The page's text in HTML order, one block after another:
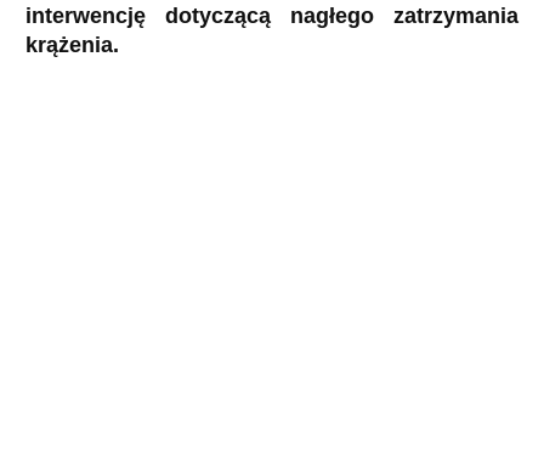
interwencję dotyczącą nagłego zatrzymania
krążenia.